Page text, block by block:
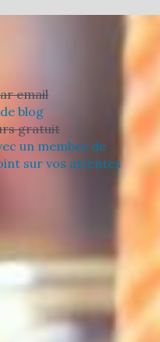
email
blog
gratuit
un membre de
sur vos attentes